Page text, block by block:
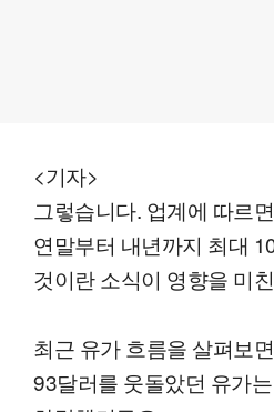
<기자>
그렇습니다. 업계에 따르
연말부터 내년까지 최대
것이란 소식이 영향을 미
최근 유가 흐름을 살펴보
93달러를 웃돌았던 유가